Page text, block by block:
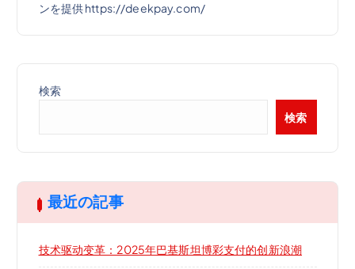
ンを提供 https://deekpay.com/
検索
検索
最近の記事
技术驱动变革：2025年巴基斯坦博彩支付的创新浪潮